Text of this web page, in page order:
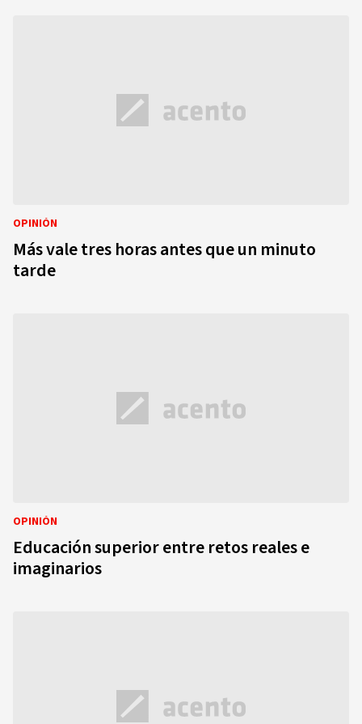
OPINIÓN
Más vale tres horas antes que un minuto
tarde
OPINIÓN
Educación superior entre retos reales e
imaginarios